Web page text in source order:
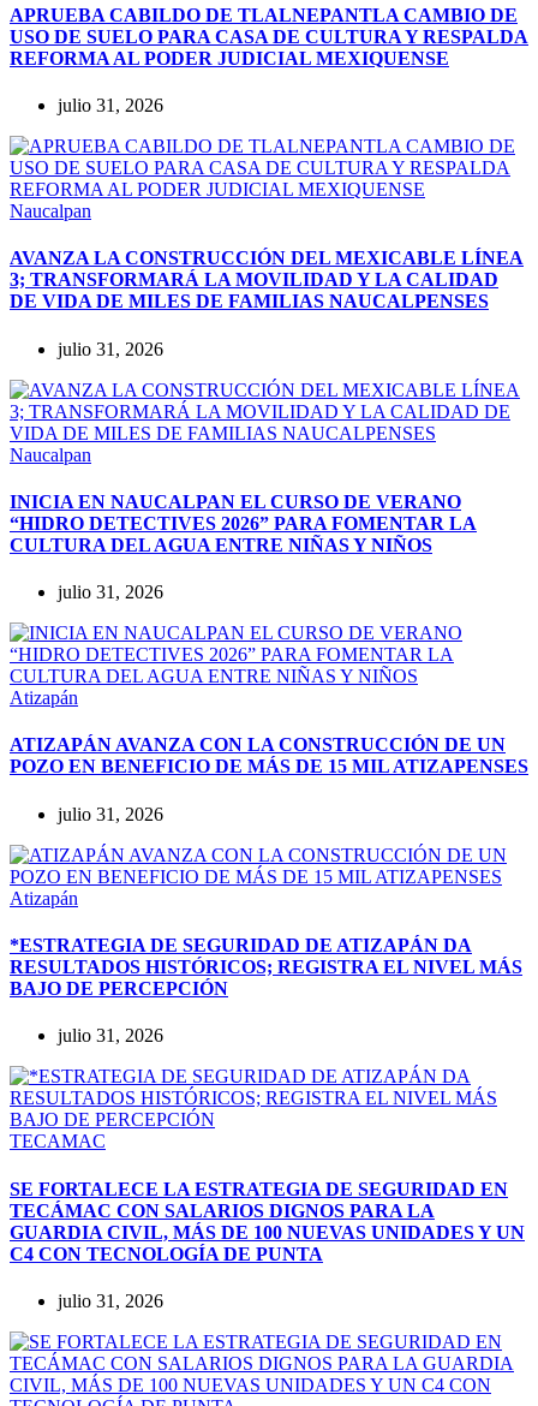
APRUEBA CABILDO DE TLALNEPANTLA CAMBIO DE
USO DE SUELO PARA CASA DE CULTURA Y RESPALDA
REFORMA AL PODER JUDICIAL MEXIQUENSE
julio 31, 2026
Naucalpan
AVANZA LA CONSTRUCCIÓN DEL MEXICABLE LÍNEA
3; TRANSFORMARÁ LA MOVILIDAD Y LA CALIDAD
DE VIDA DE MILES DE FAMILIAS NAUCALPENSES
julio 31, 2026
Naucalpan
INICIA EN NAUCALPAN EL CURSO DE VERANO
“HIDRO DETECTIVES 2026” PARA FOMENTAR LA
CULTURA DEL AGUA ENTRE NIÑAS Y NIÑOS
julio 31, 2026
Atizapán
ATIZAPÁN AVANZA CON LA CONSTRUCCIÓN DE UN
POZO EN BENEFICIO DE MÁS DE 15 MIL ATIZAPENSES
julio 31, 2026
Atizapán
*ESTRATEGIA DE SEGURIDAD DE ATIZAPÁN DA
RESULTADOS HISTÓRICOS; REGISTRA EL NIVEL MÁS
BAJO DE PERCEPCIÓN
julio 31, 2026
TECAMAC
SE FORTALECE LA ESTRATEGIA DE SEGURIDAD EN
TECÁMAC CON SALARIOS DIGNOS PARA LA
GUARDIA CIVIL, MÁS DE 100 NUEVAS UNIDADES Y UN
C4 CON TECNOLOGÍA DE PUNTA
julio 31, 2026